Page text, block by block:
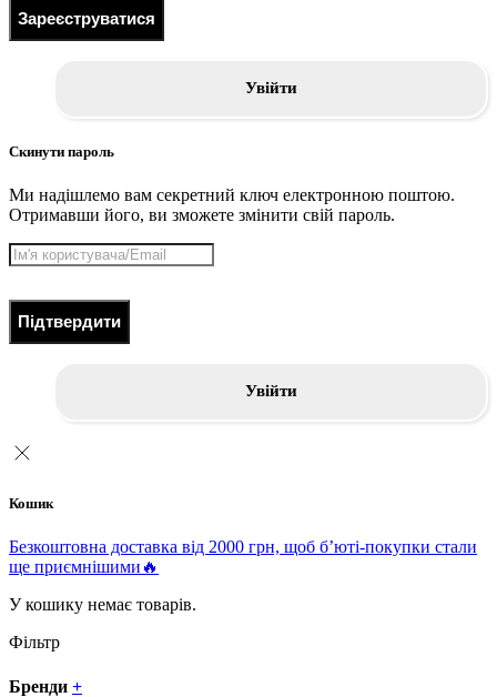
Зареєструватися
Увійти
Скинути пароль
Ми надішлемо вам секретний ключ електронною поштою.
Отримавши його, ви зможете змінити свій пароль.
Підтвердити
Увійти
Кошик
Безкоштовна доставка від 2000 грн, щоб б’юті-покупки стали
ще приємнішими🔥
У кошику немає товарів.
Фільтр
Бренди +